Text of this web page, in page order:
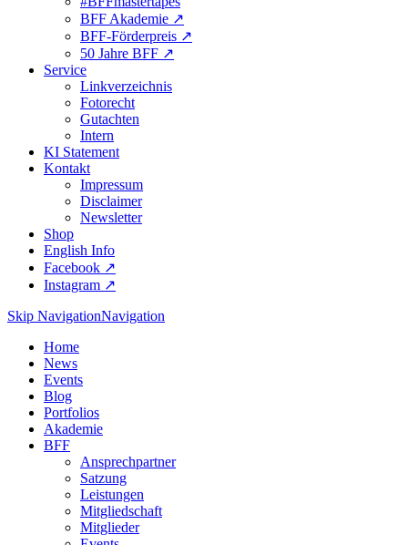
BFF Akademie ↗︎
BFF-Förderpreis ↗︎
50 Jahre BFF ↗︎
Service
Linkverzeichnis
Fotorecht
Gutachten
Intern
KI Statement
Kontakt
Impressum
Disclaimer
Newsletter
Shop
English Info
Facebook ↗︎
Instagram ↗︎
Skip NavigationNavigation
Home
News
Events
Blog
Portfolios
Akademie
BFF
Ansprechpartner
Satzung
Leistungen
Mitgliedschaft
Mitglieder